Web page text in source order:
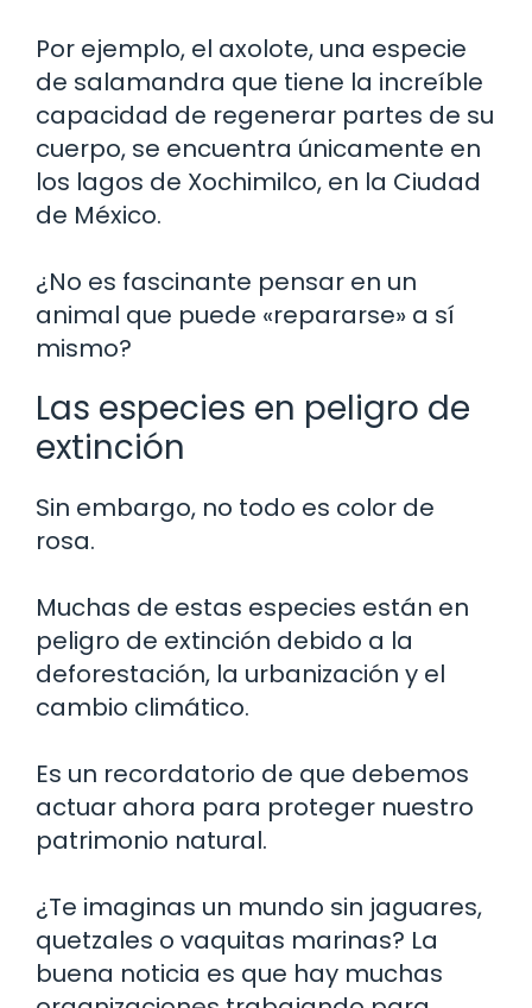
Por ejemplo, el axolote, una especie
de salamandra que tiene la increíble
capacidad de regenerar partes de su
cuerpo, se encuentra únicamente en
los lagos de Xochimilco, en la Ciudad
de México.
¿No es fascinante pensar en un
animal que puede «repararse» a sí
mismo?
Las especies en peligro de
extinción
Sin embargo, no todo es color de
rosa.
Muchas de estas especies están en
peligro de extinción debido a la
deforestación, la urbanización y el
cambio climático.
Es un recordatorio de que debemos
actuar ahora para proteger nuestro
patrimonio natural.
¿Te imaginas un mundo sin jaguares,
quetzales o vaquitas marinas? La
buena noticia es que hay muchas